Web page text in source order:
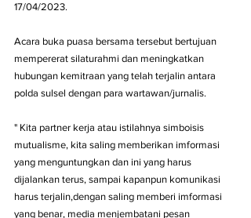
17/04/2023.
Acara buka puasa bersama tersebut bertujuan
mempererat silaturahmi dan meningkatkan
hubungan kemitraan yang telah terjalin antara
polda sulsel dengan para wartawan/jurnalis.
" Kita partner kerja atau istilahnya simboisis
mutualisme, kita saling memberikan imformasi
yang menguntungkan dan ini yang harus
dijalankan terus, sampai kapanpun komunikasi
harus terjalin,dengan saling memberi imformasi
yang benar, media menjembatani pesan